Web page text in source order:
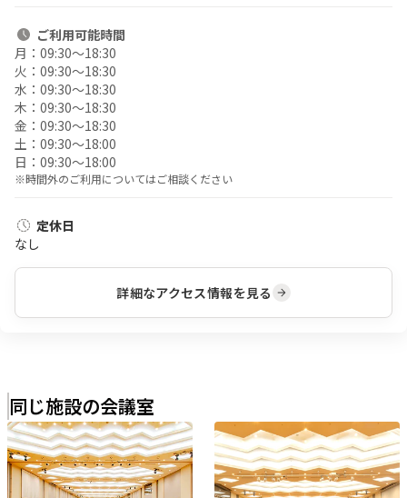
ご利用可能時間
月： 09:30〜18:30
火： 09:30〜18:30
水： 09:30〜18:30
木： 09:30〜18:30
金： 09:30〜18:30
土： 09:30〜18:00
日： 09:30〜18:00
※時間外のご利用についてはご相談ください
定休日
なし
詳細なアクセス情報を見る
同じ施設の会議室